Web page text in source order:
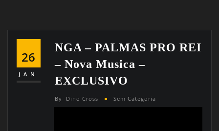
26
JAN
NGA – PALMAS PRO REI
– Nova Musica –
EXCLUSIVO
By Dino Cross Sem Categoria